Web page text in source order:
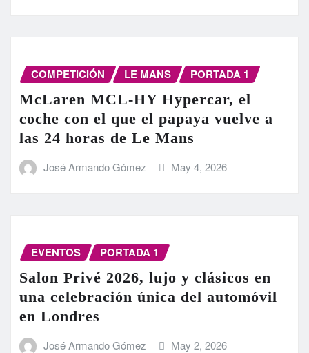
COMPETICIÓN LE MANS PORTADA 1
McLaren MCL-HY Hypercar, el
coche con el que el papaya vuelve a
las 24 horas de Le Mans
José Armando Gómez May 4, 2026
EVENTOS PORTADA 1
Salon Privé 2026, lujo y clásicos en
una celebración única del automóvil
en Londres
José Armando Gómez May 2, 2026